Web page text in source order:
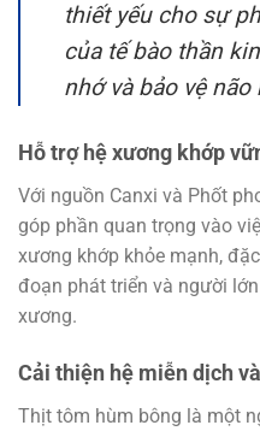
thiết yếu cho sự
của tế bào thần
nhớ và bảo vệ não
Hỗ trợ hệ xương khớp
Với nguồn Canxi và Phốt
góp phần quan trọng vào
xương khớp khỏe mạnh,
đoạn phát triển và người
xương.
Cải thiện hệ miễn dịch
Thịt tôm hùm bông là một